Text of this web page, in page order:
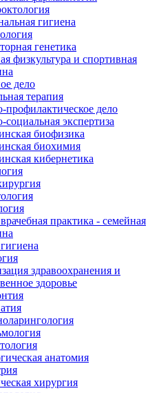
гигиена
генетика
физкультура и спортивная
дело
терапия
профилактическое дело
экспертиза
биофизика
биохимия
кибернетика
практика - семейная
здравоохранения и
здоровье
анатомия
хирургия